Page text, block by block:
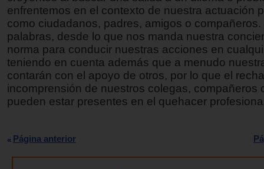
enfrentemos en el contexto de nuestra actuación
como ciudadanos, padres, amigos o compañeros.
palabras, desde lo que nos manda nuestra
norma para conducir nuestras acciones en
teniendo en cuenta además que a menudo
contarán con el apoyo de otros, por lo que el
incomprensión de nuestros colegas, compañeros
pueden estar presentes en el quehacer
Página anterior